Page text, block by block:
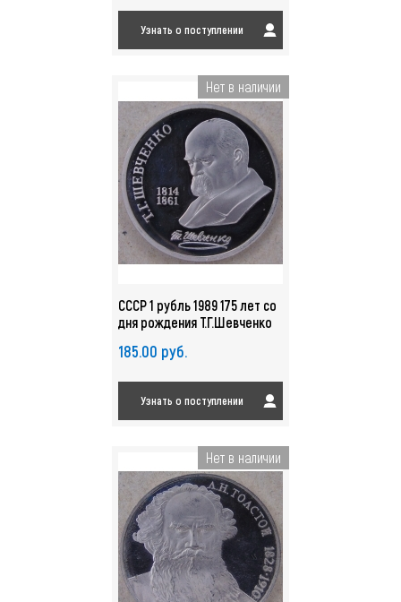
Узнать о поступлении
Нет в наличии
СССР 1 рубль 1989 175 лет со
дня рождения Т.Г.Шевченко
185.00 руб.
Узнать о поступлении
Нет в наличии